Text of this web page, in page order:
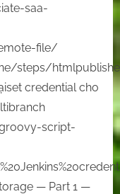
saa-
file/
steps/
credential cho
script-
— Part 1 —